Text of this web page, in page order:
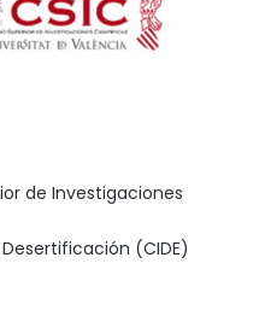
de Investigaciones
(CIDE)